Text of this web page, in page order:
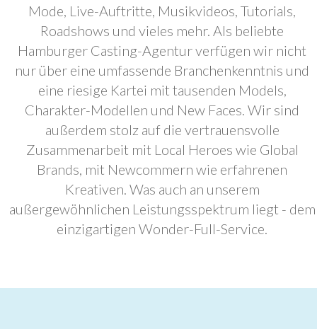
Mode, Live-Auftritte, Musikvideos, Tutorials,
Roadshows und vieles mehr. Als beliebte
Hamburger Casting-Agentur verfügen wir nicht
nur über eine umfassende Branchenkenntnis und
eine riesige Kartei mit tausenden Models,
Charakter-Modellen und New Faces. Wir sind
außerdem stolz auf die vertrauensvolle
Zusammenarbeit mit Local Heroes wie Global
Brands, mit Newcommern wie erfahrenen
Kreativen. Was auch an unserem
außergewöhnlichen Leistungsspektrum liegt - dem
einzigartigen Wonder-Full-Service.